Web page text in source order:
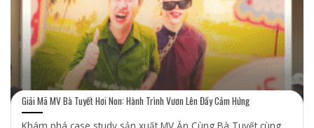
Giải Mã MV Bà Tuyết Hơi Non: Hành Trình Vươn Lên Đầy Cảm Hứng